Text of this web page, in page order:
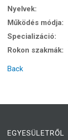
Nyelvek:
Működés módja:
Specializáció:
Rokon szakmák:
Back
EGYESÜLETRŐL